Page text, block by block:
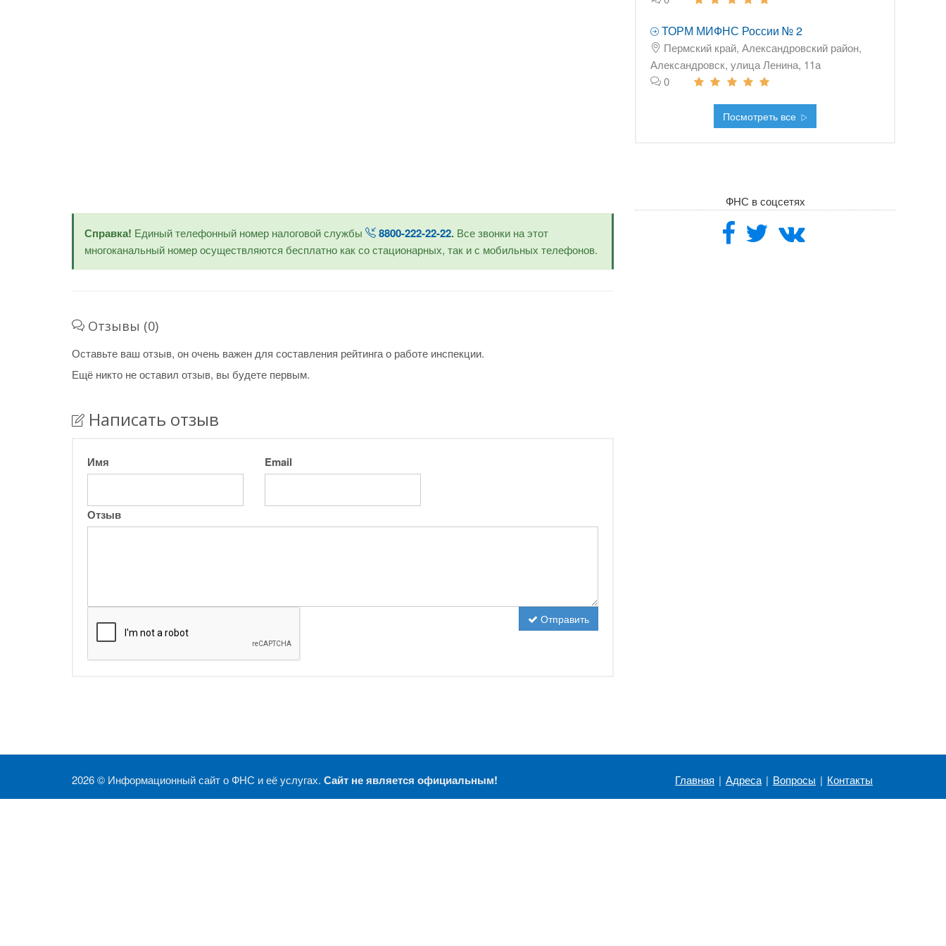
Справка! Единый телефонный номер налоговой службы 8800-222-22-22. Все звонки на этот
многоканальный номер осуществляются бесплатно как со стационарных, так и с мобильных телефонов.
Отзывы (0)
Оставьте ваш отзыв, он очень важен для составления рейтинга о работе инспекции.
Ещё никто не оставил отзыв, вы будете первым.
Написать отзыв
Имя Email
Отзыв
Отправить
ТОРМ МИФНС России № 2
Пермский край, Александровский район,
Александровск, улица Ленина, 11а
0
Посмотреть все
ФНС в соцсетях
2026 © Информационный сайт о ФНС и её услугах. Сайт не является официальным! Главная | Адреса | Вопросы | Контакты